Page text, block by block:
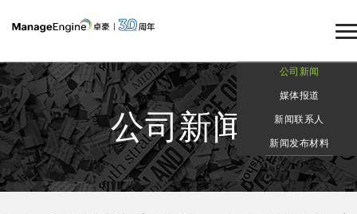
公司新闻
公司新闻
媒体报道
新闻联系人
新闻发布材料